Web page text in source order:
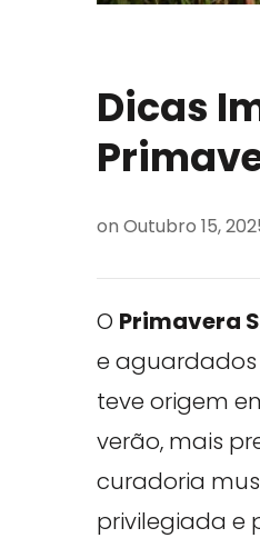
Dicas
on Outubro 15,
O Primavera
e
teve origem
verão, mais
curadoria
privilegiada e